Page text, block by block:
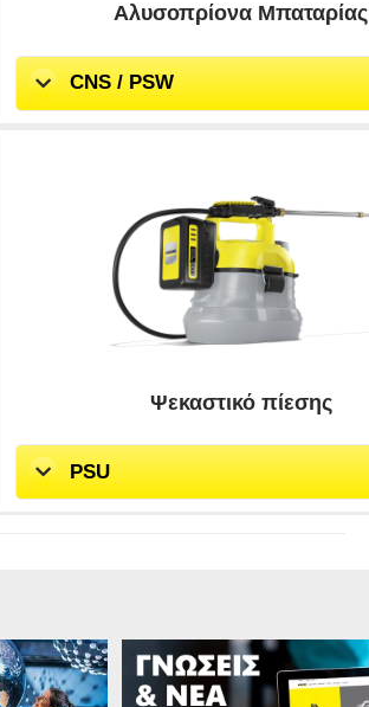
Αλυσοπρίονα Μπαταρίας
CNS / PSW
Ψεκαστικό πίεσης
PSU